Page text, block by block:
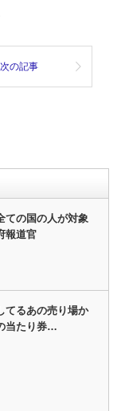
次の記事
ての国の人が対象
報道官
てるあの売り場か
当たり券…